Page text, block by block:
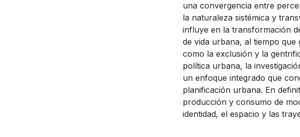
una convergencia entre
la naturaleza sistémica y
influye en la transformación
de vida urbana, al tiempo que
como la exclusión y la
política urbana, la
un enfoque integrado que
planificación urbana. En
producción y consumo de
identidad, el espacio y las